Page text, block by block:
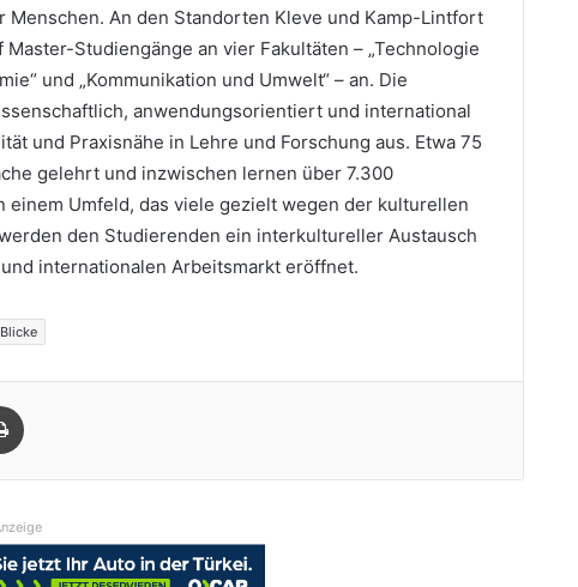
An den Standorten Kleve und Kamp-Lintfort
Studiengänge an vier Fakultäten – „Technologie
und „Kommunikation und Umwelt“ – an. Die
anwendungsorientiert und international
und Praxisnähe in Lehre und Forschung aus. Etwa 75
gelehrt und inzwischen lernen über 7.300
einem Umfeld, das viele gezielt wegen der kulturellen
den Studierenden ein interkultureller Austausch
internationalen Arbeitsmarkt eröffnet.